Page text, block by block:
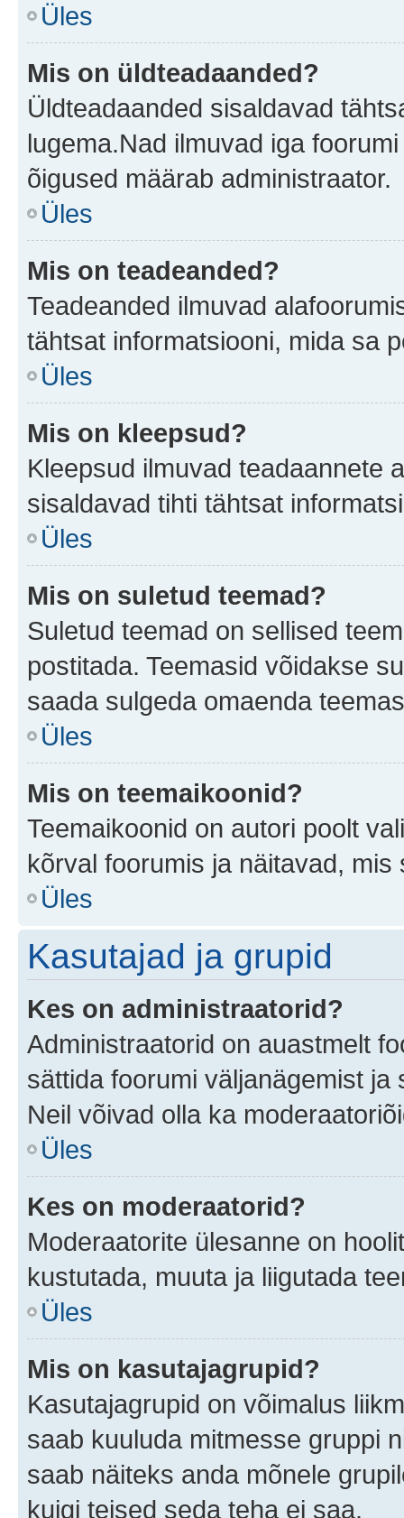
Üles
Mis on üldteadaanded?
Üldteadaanded sisaldavad
lugema.Nad ilmuvad iga
õigused määrab administraator.
Üles
Mis on teadeanded?
Teadeanded ilmuvad
tähtsat informatsiooni, mida sa
Üles
Mis on kleepsud?
Kleepsud ilmuvad teadaannete
sisaldavad tihti tähtsat
Üles
Mis on suletud teemad?
Suletud teemad on sellised
postitada. Teemasid võidakse
saada sulgeda omaenda
Üles
Mis on teemaikoonid?
Teemaikoonid on autori poolt
kõrval foorumis ja näitavad, mis
Üles
Kasutajad ja grupid
Kes on administraatorid?
Administraatorid on auastmelt
sättida foorumi väljanägemist
Neil võivad olla ka
Üles
Kes on moderaatorid?
Moderaatorite ülesanne on
kustutada, muuta ja liigutada
Üles
Mis on kasutajagrupid?
Kasutajagrupid on võimalus
saab kuuluda mitmesse gruppi
saab näiteks anda mõnele
kuigi teised seda teha ei saa.